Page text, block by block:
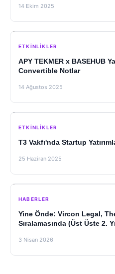
14 Ekim 2025
ETKINLIKLER
APY TEKMER x BASEHUB
Convertible Notlar
14 Ağustos 2025
ETKINLIKLER
T3 Vakfı'nda Startup
25 Haziran 2025
HABERLER
Yine Önde: Vircon Legal,
Sıralamasında (Üst Üste 2.
3 Nisan 2026